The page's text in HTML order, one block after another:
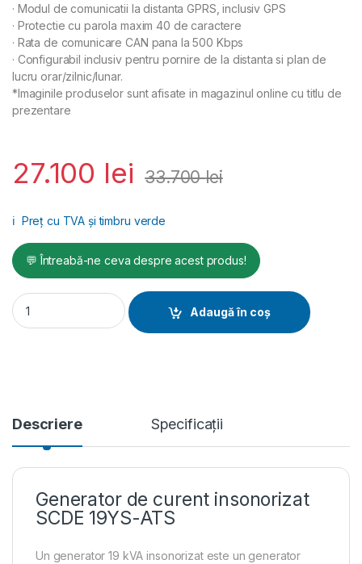
· Modul de comunicatii la distanta GPRS, inclusiv GPS
· Protectie cu parola maxim 40 de caractere
· Rata de comunicare CAN pana la 500 Kbps
· Configurabil inclusiv pentru pornire de la distanta si plan de
lucru orar/zilnic/lunar.
*Imaginile produselor sunt afisate in magazinul online cu titlu de
prezentare
27.100 lei 33.700lei
ℹ️ Preț cu TVA și timbru verde
💬 Întreabă-ne ceva despre acest produs!
Generator de curent insonorizat SCDE 19i-YS-ATS, Putere
Adaugă în coș
Descriere Specificații
Generator de curent insonorizat
SCDE 19YS-ATS
Un generator 19 kVA insonorizat este un generator